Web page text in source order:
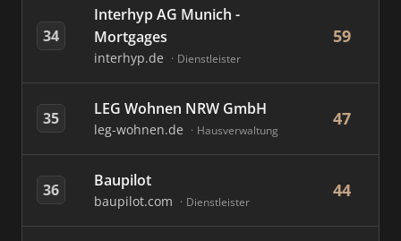
34
Interhyp AG Munich -
Mortgages
interhyp.de Dienstleister
59
35 LEG Wohnen NRW GmbH
leg-wohnen.de Hausverwaltung
47
36 Baupilot
baupilot.com Dienstleister
44